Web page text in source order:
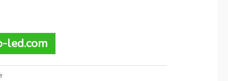
led.com